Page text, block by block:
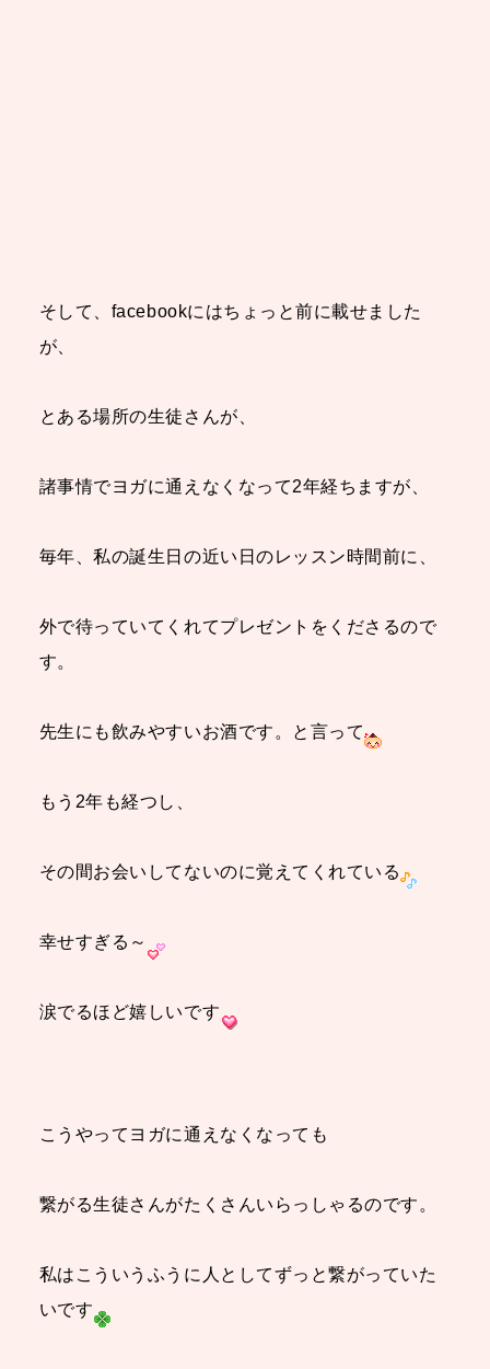
そして、facebookにはちょっと前に載せました
が、
とある場所の生徒さんが、
諸事情でヨガに通えなくなって2年経ちますが、
毎年、私の誕生日の近い日のレッスン時間前に、
外で待っていてくれてプレゼントをくださるので
す。
先生にも飲みやすいお酒です。と言って
もう2年も経つし、
その間お会いしてないのに覚えてくれている
幸せすぎる～
涙でるほど嬉しいです
こうやってヨガに通えなくなっても
繋がる生徒さんがたくさんいらっしゃるのです。
私はこういうふうに人としてずっと繋がっていた
いです